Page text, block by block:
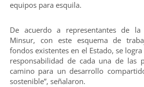
equipos para esquila.
De acuerdo a representantes de la
Minsur, con este esquema de
fondos existentes en el Estado, se
responsabilidad de cada una de las
camino para un desarrollo
sostenible”, señalaron.